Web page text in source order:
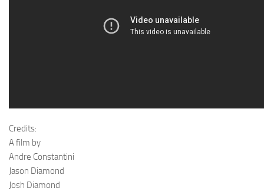
Credits:
A film by
Andre Constantini
Jason Diamond
Josh Diamond